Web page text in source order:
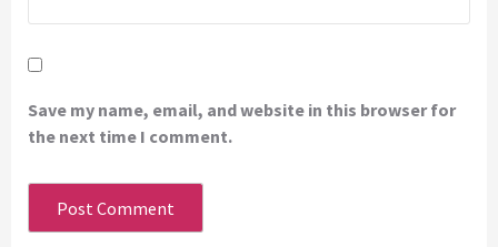
Save my name, email, and website in this browser for
the next time I comment.